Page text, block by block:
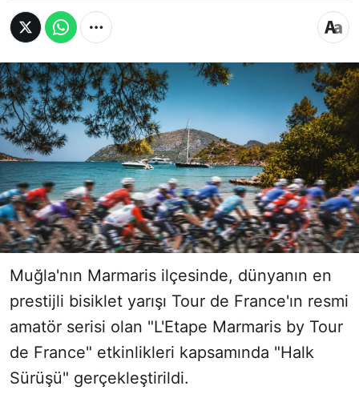
Muğla'nın Marmaris ilçesinde, dünyanın en
prestijli bisiklet yarışı Tour de France'ın resmi
amatör serisi olan "L'Etape Marmaris by Tour
de France" etkinlikleri kapsamında "Halk
Sürüşü" gerçekleştirildi.